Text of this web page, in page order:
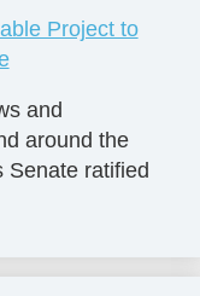
Project to
and
around the
Senate ratified